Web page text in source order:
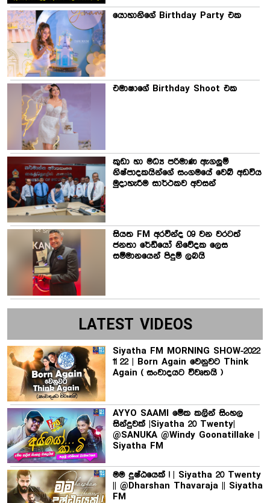
යොහානිගේ Birthday Party එක
එමාෂාගේ Birthday Shoot එක
කුඩා හා මධ්‍ය පරිමාණ ඇගලුම්
නිෂ්පාදකයින්ගේ සංගමයේ වෙබ් අඩවිය
මුදාහැරීම සාර්ථකව අවසන්
සියත FM අරවින්ද 09 වන වරටත්
ජනතා රේඩියෝ නිවේදක ලෙස
සම්මානයෙන් පිදුම් ලබයි
LATEST VIDEOS
Siyatha FM MORNING SHOW-2022
11 22 | Born Again වෙනුවට Think
Again ( සංවාදයට විවෘතයි )
AYYO SAAMI මේක කලින් සිංහල
සින්දුවක් |Siyatha 20 Twenty|
@SANUKA @Windy Goonatillake |
Siyatha FM
මම දුෂ්ඨයෙක් ! | Siyatha 20 Twenty
|| @Dharshan Thavaraja || Siyatha
FM